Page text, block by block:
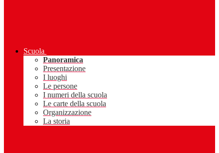
Scuola
Panoramica
Presentazione
I luoghi
Le persone
I numeri della scuola
Le carte della scuola
Organizzazione
La storia